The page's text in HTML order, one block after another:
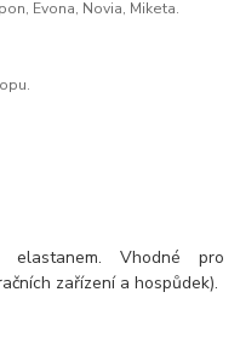
Evona, Novia, Miketa.
Vhodné pro
zařízení a hospůdek).